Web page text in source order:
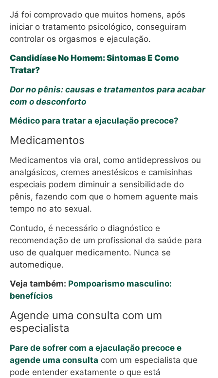
Já foi comprovado que muitos homens, após
iniciar o tratamento psicológico, conseguiram
controlar os orgasmos e ejaculação.
Candidíase No Homem: Sintomas E Como
Tratar?
Dor no pênis: causas e tratamentos para acabar
com o desconforto
Médico para tratar a ejaculação precoce?
Medicamentos
Medicamentos via oral, como antidepressivos ou
analgásicos, cremes anestésicos e camisinhas
especiais podem diminuir a sensibilidade do
pênis, fazendo com que o homem aguente mais
tempo no ato sexual.
Contudo, é necessário o diagnóstico e
recomendação de um profissional da saúde para
uso de qualquer medicamento. Nunca se
automedique.
Veja também: Pompoarismo masculino:
benefícios
Agende uma consulta com um
especialista
Pare de sofrer com a ejaculação precoce e
agende uma consulta com um especialista que
pode entender exatamente o que está